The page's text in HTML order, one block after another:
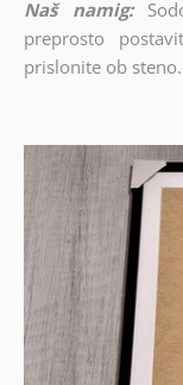
Naš namig:
preprosto
prislonite ob steno.